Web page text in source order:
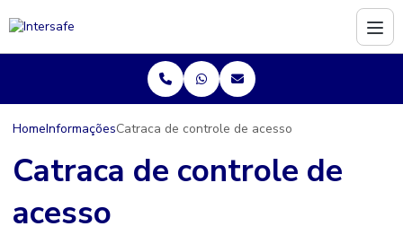
HomeInformaçõesCatraca de controle de acesso
Catraca de controle de
acesso